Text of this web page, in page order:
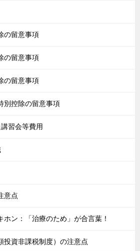
の留意事項
の留意事項
の留意事項
別控除の留意事項
習会等費用
意点
ホン：「治療のため」が合言葉！
投資非課税制度）の注意点